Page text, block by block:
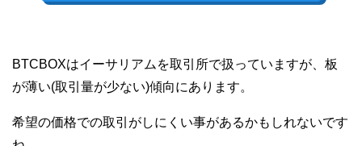
BTCBOXはイーサリアムを取引所で扱っていますが、板
が薄い(取引量が少ない)傾向にあります。
希望の価格での取引がしにくい事があるかもしれないです